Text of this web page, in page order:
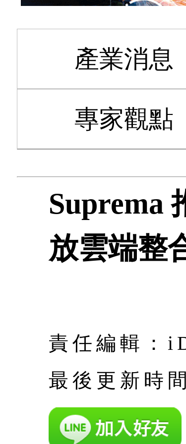
產業消息
專家觀點
Suprema
放雲端整
責任編輯：
最後更新時